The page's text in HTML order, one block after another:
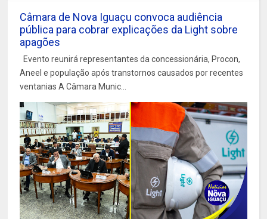
Câmara de Nova Iguaçu convoca audiência
pública para cobrar explicações da Light sobre
apagões
Evento reunirá representantes da concessionária, Procon,
Aneel e população após transtornos causados por recentes
ventanias A Câmara Munic...